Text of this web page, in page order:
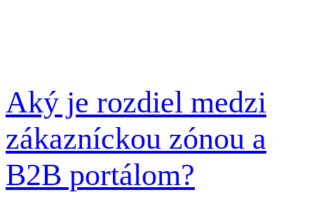
Aký je rozdiel medzi
zákazníckou zónou a
B2B portálom?